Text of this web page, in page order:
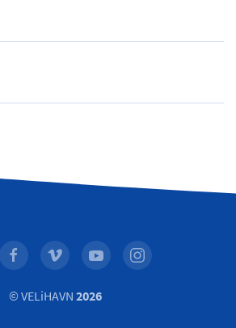
© VELiHAVN 2026